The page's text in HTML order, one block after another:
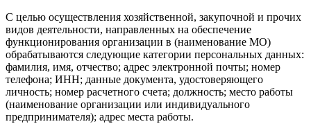
С целью осуществления хозяйственной, закупочной и прочих
видов деятельности, направленных на обеспечение
функционирования организации в (наименование МО)
обрабатываются следующие категории персональных данных:
фамилия, имя, отчество; адрес электронной почты; номер
телефона; ИНН; данные документа, удостоверяющего
личность; номер расчетного счета; должность; место работы
(наименование организации или индивидуального
предпринимателя); адрес места работы.